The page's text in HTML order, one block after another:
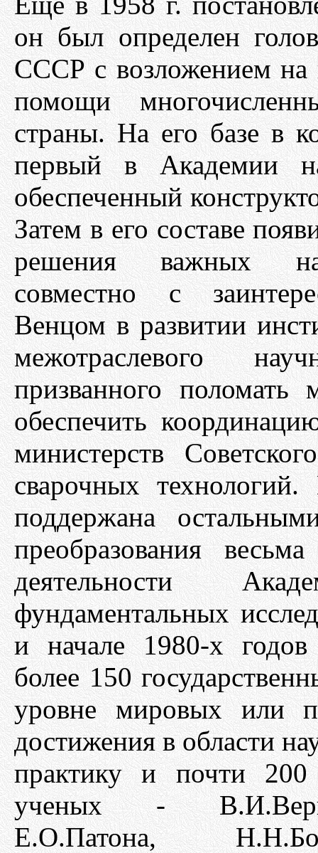
он был определен
СССР с возложением на
помощи
страны. На его базе в
первый в Академии
обеспеченный
Затем в его составе
решения важных
совместно с
Венцом в развитии
межотраслевого
призванного поломать
обеспечить
министерств
сварочных
поддержана
преобразования
деятельности
фундаментальных
и начале 1980-х
более 150
уровне мировых или
достижения в области
практику и почти
ученых -
Е.О.Патона,